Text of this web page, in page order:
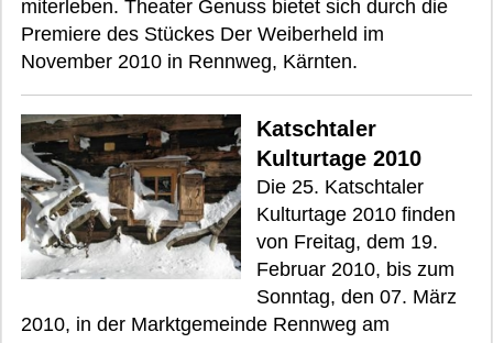
miterleben. Theater Genuss bietet sich durch die
Premiere des Stückes Der Weiberheld im
November 2010 in Rennweg, Kärnten.
Katschtaler
Kulturtage 2010
Die 25. Katschtaler
Kulturtage 2010 finden
von Freitag, dem 19.
Februar 2010, bis zum
Sonntag, den 07. März
2010, in der Marktgemeinde Rennweg am